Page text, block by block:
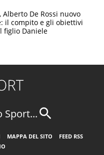
Alberto De Rossi nuovo
il compito e gli obiettivi
figlio Daniele
Sport...
MAPPA DEL SITO
FEED RSS